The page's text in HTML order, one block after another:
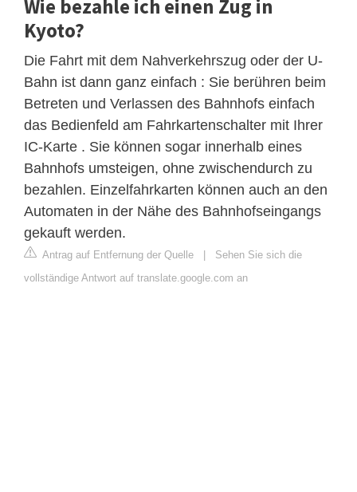
Wie bezahle ich einen Zug in
Kyoto?
Die Fahrt mit dem Nahverkehrszug oder der U-
Bahn ist dann ganz einfach : Sie berühren beim
Betreten und Verlassen des Bahnhofs einfach
das Bedienfeld am Fahrkartenschalter mit Ihrer
IC-Karte . Sie können sogar innerhalb eines
Bahnhofs umsteigen, ohne zwischendurch zu
bezahlen. Einzelfahrkarten können auch an den
Automaten in der Nähe des Bahnhofseingangs
gekauft werden.
Antrag auf Entfernung der Quelle | Sehen Sie sich die
vollständige Antwort auf translate.google.com an